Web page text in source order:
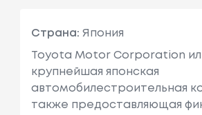
Toyota Land Cruiser
Toyota Camry
Страна: Япония
Toyota Motor Corporation
крупнейшая японская
автомобилестроительная
также предоставляющая